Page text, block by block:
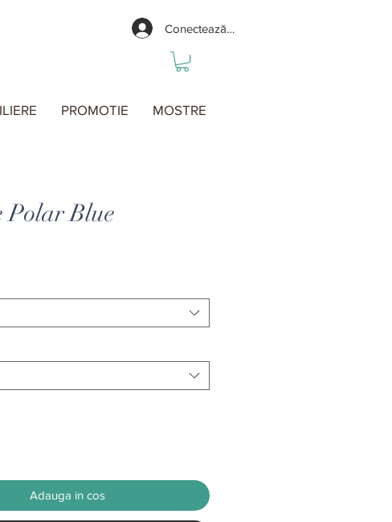
Conectează-te
PROMOTIE MOSTRE
Polar Blue
Adauga in cos